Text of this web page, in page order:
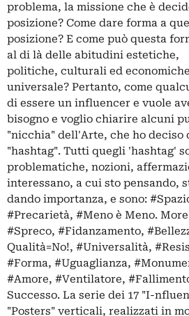
problema, la missione che è
posizione? Come dare forma a
posizione? E come può questa
al di là delle abitudini estetiche,
politiche, culturali ed
universale? Pertanto, come
di essere un influencer e vuole
bisogno e voglio chiarire alcuni
"nicchia" dell'Arte, che ho deciso
"hashtag". Tutti quegli 'hashtag'
problematiche, nozioni,
interessano, a cui sto pensando,
dando importanza, e sono:
#Precarietà, #Meno è Meno.
#Spreco, #Fidanzamento,
Qualità=No!, #Universalità,
#Forma, #Uguaglianza,
#Amore, #Ventilatore,
Successo. La serie dei 17 "I-
"Posters" verticali, realizzati in